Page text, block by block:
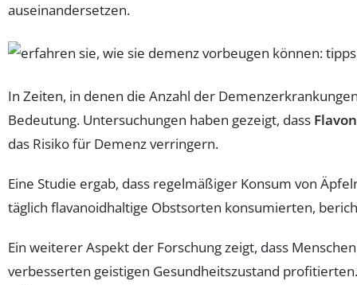
auseinandersetzen.
In Zeiten, in denen die Anzahl der
Bedeutung. Untersuchungen haben gezeigt, dass
das Risiko für Demenz verringern.
Eine Studie ergab, dass regelmäßiger Konsum von
täglich flavanoidhaltige Obstsorten konsumierten,
Ein weiterer Aspekt der Forschung zeigt, dass
verbesserten geistigen Gesundheitszustand